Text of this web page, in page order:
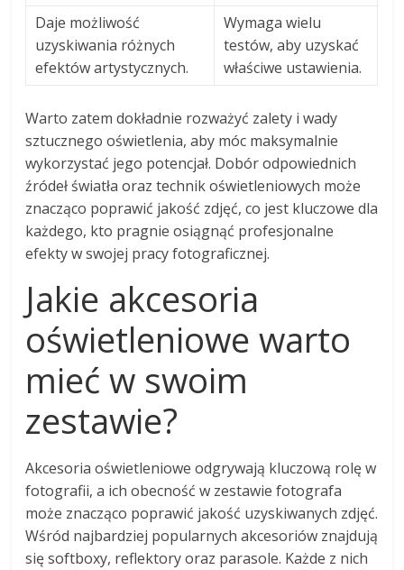
Daje możliwość
uzyskiwania różnych
efektów artystycznych.
Wymaga wielu
testów, aby uzyskać
właściwe ustawienia.
Warto zatem dokładnie rozważyć zalety i wady
sztucznego oświetlenia, aby móc maksymalnie
wykorzystać jego potencjał. Dobór odpowiednich
źródeł światła oraz technik oświetleniowych może
znacząco poprawić jakość zdjęć, co jest kluczowe dla
każdego, kto pragnie osiągnąć profesjonalne
efekty w swojej pracy fotograficznej.
Jakie akcesoria
oświetleniowe warto
mieć w swoim
zestawie?
Akcesoria oświetleniowe odgrywają kluczową rolę w
fotografii, a ich obecność w zestawie fotografa
może znacząco poprawić jakość uzyskiwanych zdjęć.
Wśród najbardziej popularnych akcesoriów znajdują
się softboxy, reflektory oraz parasole. Każde z nich